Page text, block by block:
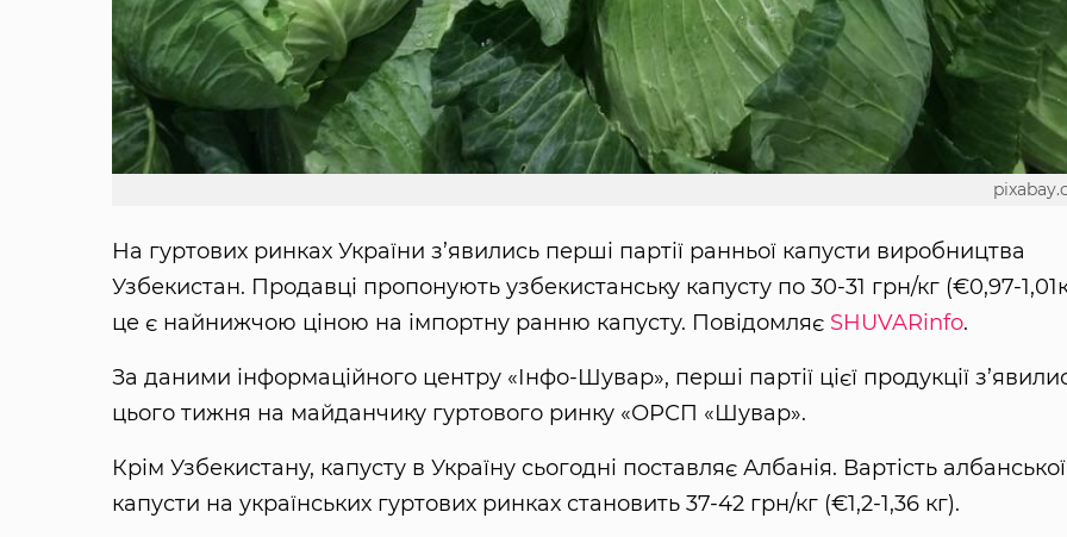
На гуртових ринках України з’явились перші партії ранньої капусти виробництва
Узбекистан. Продавці пропонують узбекистанську капусту по 30-31 грн/кг (€0,97-
це є найнижчою ціною на імпортну ранню капусту. ПовідомляєSHUVARinfo.
За даними інформаційного центру «Інфо-Шувар», перші партії цієї продукції
цього тижня на майданчику гуртового ринку «ОРСП «Шувар».
Крім Узбекистану, капусту в Україну сьогодні поставляє Албанія. Вартість албанської
капусти на українських гуртових ринках становить 37-42 грн/кг (€1,2-1,36 кг).